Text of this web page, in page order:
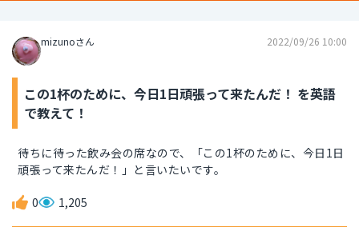
mizunoさん 2022/09/26 10:00
この1杯のために、今日1日頑張って来たんだ！ を英語
で教えて！
待ちに待った飲み会の席なので、「この1杯のために、今日1日
頑張って来たんだ！」と言いたいです。
0 1,205